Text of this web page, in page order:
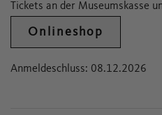
Tickets an der Museumskasse
Onlineshop
Anmeldeschluss: 08.12.2026